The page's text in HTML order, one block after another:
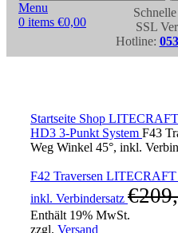
Menu
0 items €0,00
SSL
Hotline:
Startseite Shop LITECRAFT
HD3 3-Punkt System F43
Weg Winkel 45°, inkl.
F42 Traversen
inkl. Verbindersatz €
Enthält 19% MwSt.
zzgl. Versand